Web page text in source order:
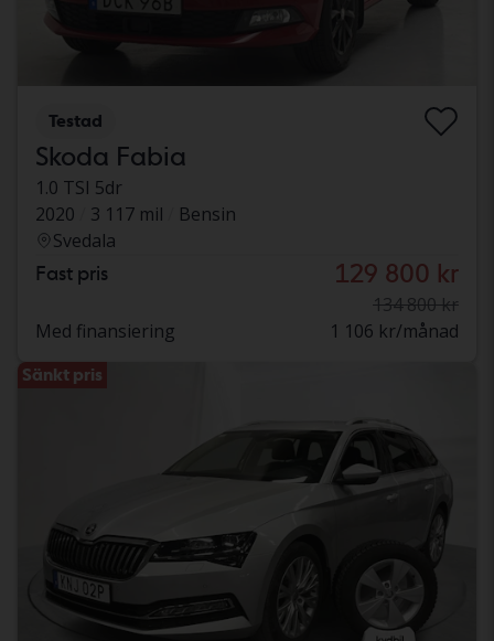
Testad
Skoda Fabia
1.0 TSI 5dr
2020
3 117 mil
Bensin
Svedala
Fast pris 129 800 kr
134 800 kr
Med finansiering
1 106 kr/månad
Sänkt pris